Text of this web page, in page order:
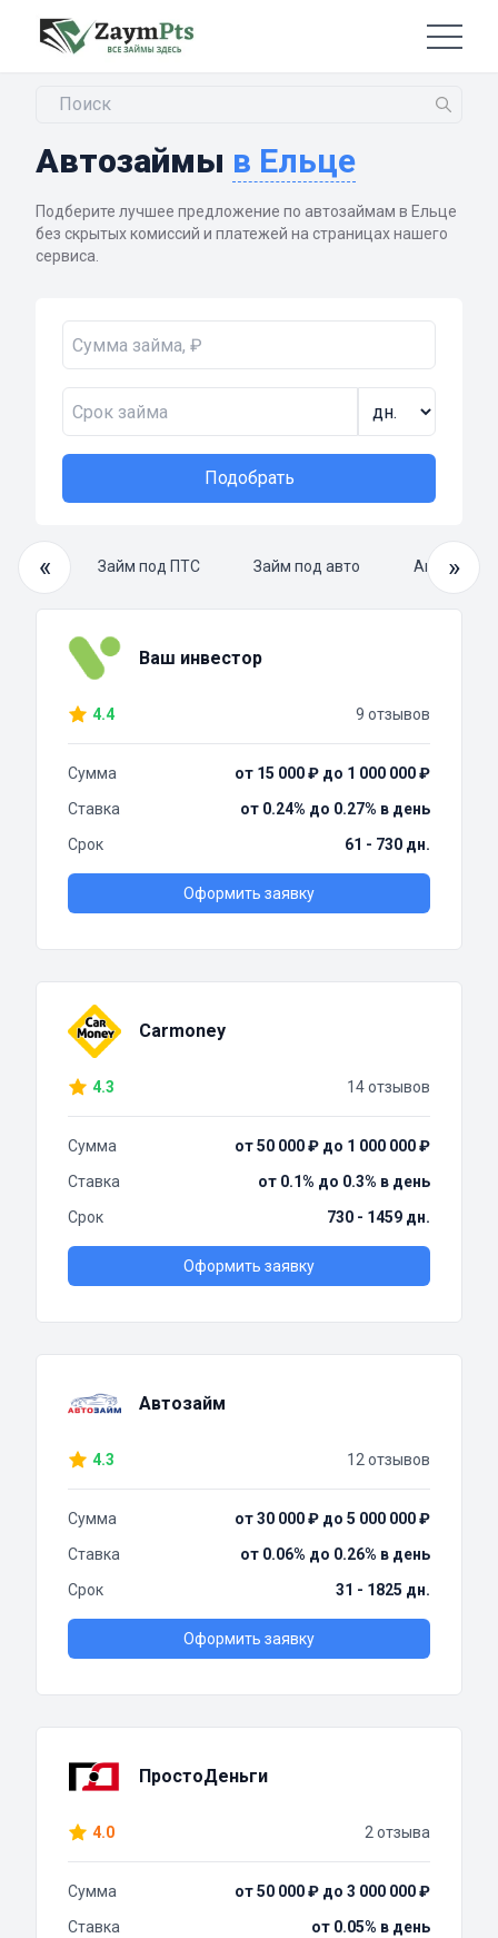
Автозаймы в Ельце
Подберите лучшее предложение по автозаймам в Ельце
без скрытых комиссий и платежей на страницах нашего
сервиса.
Подобрать
«
займ Займ под ПТС Займ под авто »
Ваш инвестор
4.4 9 отзывов
Сумма
от 15 000 ₽ до 1 000 000 ₽
Ставка
от 0.24% до 0.27% в день
Срок
61 - 730 дн.
Оформить заявку
Carmoney
4.3 14 отзывов
Сумма
от 50 000 ₽ до 1 000 000 ₽
Ставка
от 0.1% до 0.3% в день
Срок
730 - 1459 дн.
Оформить заявку
Автозайм
4.3 12 отзывов
Сумма
от 30 000 ₽ до 5 000 000 ₽
Ставка
от 0.06% до 0.26% в день
Срок
31 - 1825 дн.
Оформить заявку
ПростоДеньги
4.0 2 отзыва
Сумма
от 50 000 ₽ до 3 000 000 ₽
Ставка
от 0.05% в день